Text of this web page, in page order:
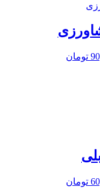
تومان
تومان